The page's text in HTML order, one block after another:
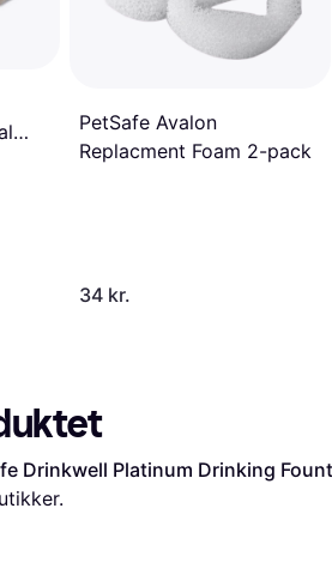
PetSafe Avalon
Replacment Foam 2-pack
34 kr.
Drinkwell Platinum Drinking